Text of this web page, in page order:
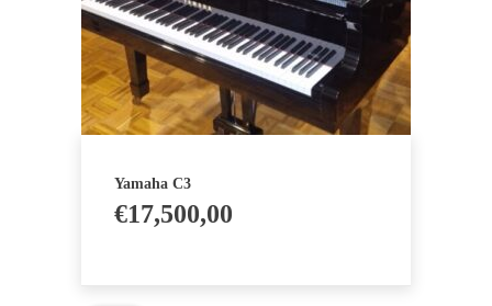
Yamaha C3
€17,500,00